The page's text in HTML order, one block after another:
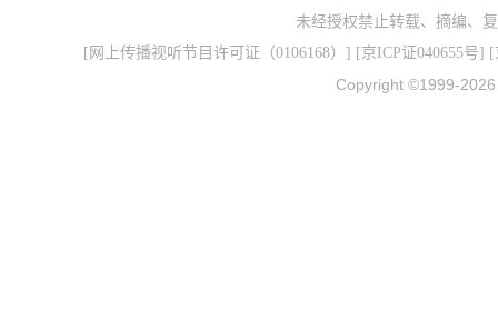
未经授权禁止转载、摘编、
[ 网上传播视听节目许可证（0106168） ] [京ICP证040655号] [
Copyright ©1999-